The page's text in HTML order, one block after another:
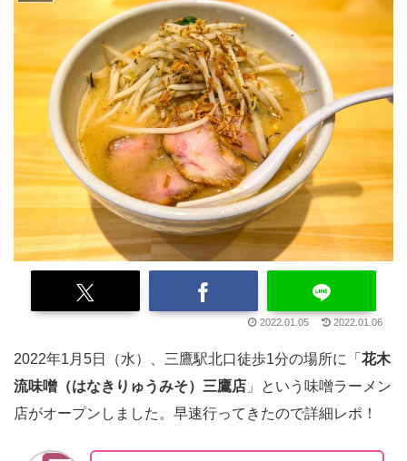
2022.01.05 2022.01.06
2022年1月5日（水）、三鷹駅北口徒歩1分の場所に「 花木
流味噌（はなきりゅうみそ）三鷹店 」という味噌ラーメン
店がオープンしました。早速行ってきたので詳細レポ！